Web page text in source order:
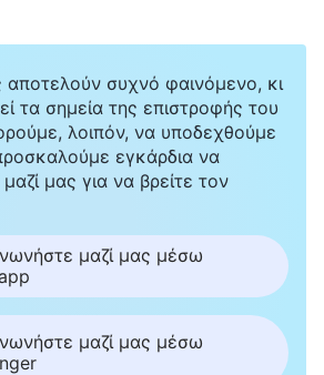
συχνό φαινόμενο, κι
τα σημεία της επιστροφής του
λοιπόν, να υποδεχθούμε
εγκάρδια να
μας για να βρείτε τον
μαζί μας μέσω
μαζί μας μέσω